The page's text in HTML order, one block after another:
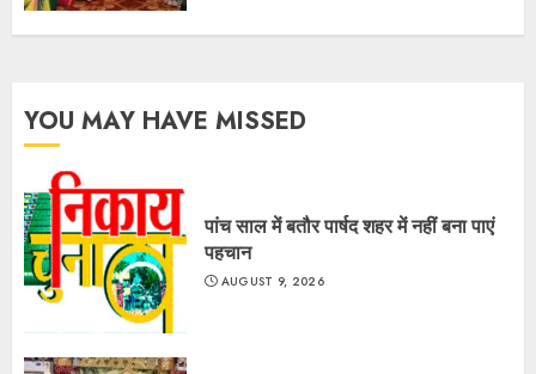
YOU MAY HAVE MISSED
पांच साल में बतौर पार्षद शहर में नहीं बना पाएं
पहचान
AUGUST 9, 2026